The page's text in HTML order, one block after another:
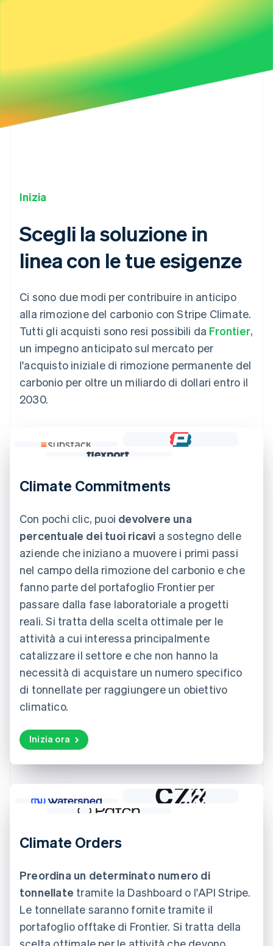
Inizia
Scegli la soluzione in
linea con le tue esigenze
Ci sono due modi per contribuire in anticipo
alla rimozione del carbonio con Stripe Climate.
Tutti gli acquisti sono resi possibili da Frontier,
un impegno anticipato sul mercato per
l'acquisto iniziale di rimozione permanente del
carbonio per oltre un miliardo di dollari entro il
2030.
Climate Commitments
Con pochi clic, puoi devolvere una
percentuale dei tuoi ricavi a sostegno delle
aziende che iniziano a muovere i primi passi
nel campo della rimozione del carbonio e che
fanno parte del portafoglio Frontier per
passare dalla fase laboratoriale a progetti
reali. Si tratta della scelta ottimale per le
attività a cui interessa principalmente
catalizzare il settore e che non hanno la
necessità di acquistare un numero specifico
di tonnellate per raggiungere un obiettivo
climatico.
Inizia ora
Climate Orders
Preordina un determinato numero di
tonnellate tramite la Dashboard o l'API Stripe.
Le tonnellate saranno fornite tramite il
portafoglio offtake di Frontier. Si tratta della